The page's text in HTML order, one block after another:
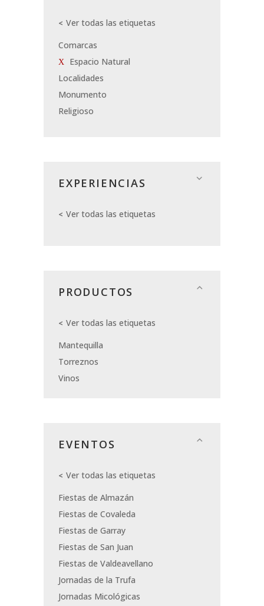
Ver todas las etiquetas
Comarcas
Espacio Natural
Localidades
Monumento
Religioso
EXPERIENCIAS
Ver todas las etiquetas
PRODUCTOS
Ver todas las etiquetas
Mantequilla
Torreznos
Vinos
EVENTOS
Ver todas las etiquetas
Fiestas de Almazán
Fiestas de Covaleda
Fiestas de Garray
Fiestas de San Juan
Fiestas de Valdeavellano
Jornadas de la Trufa
Jornadas Micológicas